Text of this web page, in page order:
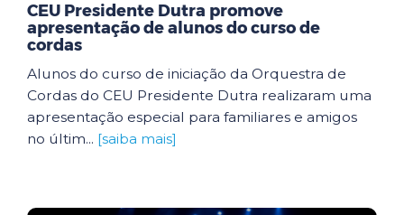
CEU Presidente Dutra promove
apresentação de alunos do curso de
cordas
Alunos do curso de iniciação da Orquestra de
Cordas do CEU Presidente Dutra realizaram uma
apresentação especial para familiares e amigos
no últim... [saiba mais]